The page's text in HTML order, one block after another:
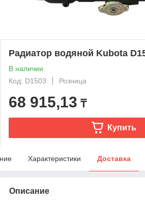
Радиатор водяной Kubota
В наличии
Код: D1503
Розница
68 915,13 ₸
Купить
Характеристики Доставка
Описание